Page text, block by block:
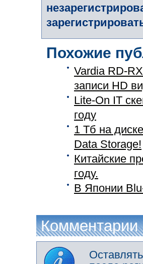
Похожие
Vardia RD-
записи HD
Lite-On IT
году
1 Тб на
Data Storage!
Китайские
году.
В Японии
Комментарии